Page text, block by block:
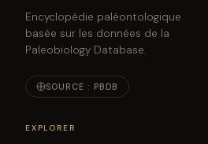
Encyclopédie paléontologique
basée sur les données de la
Paleobiology Database.
SOURCE : PBDB
EXPLORER